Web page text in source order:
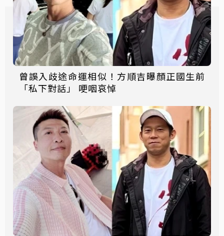
曾誤入歧途命運相似！方順吉曝顏正國生前
「私下對話」 哽咽哀悼